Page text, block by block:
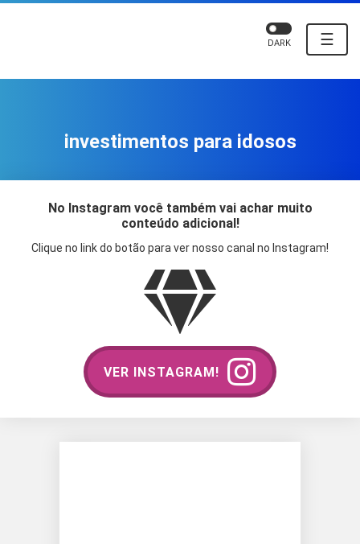
☰
DARK
investimentos para idosos
No Instagram você também vai achar muito
conteúdo adicional!
Clique no link do botão para ver nosso canal no Instagram!
VER INSTAGRAM!